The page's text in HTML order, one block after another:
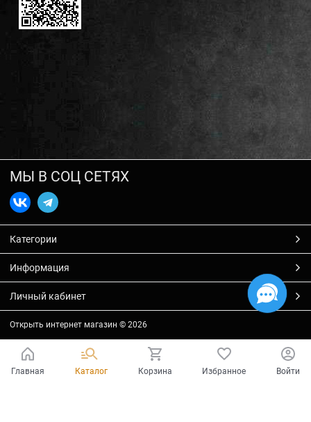
МЫ В СОЦ СЕТЯХ
Категории
Информация
Личный кабинет
Открыть интернет магазин © 2026
Главная Каталог Корзина Избранное Войти